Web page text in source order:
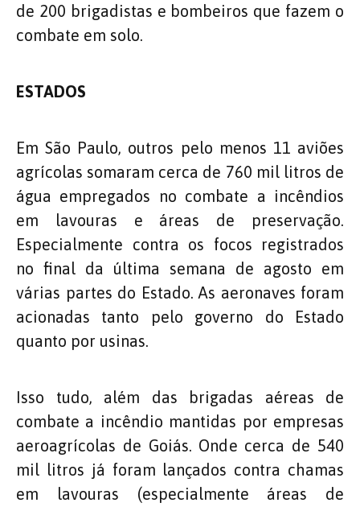
de 200 brigadistas e bombeiros que fazem o
combate em solo.
ESTADOS
Em São Paulo, outros pelo menos 11 aviões
agrícolas somaram cerca de 760 mil litros de
água empregados no combate a incêndios
em lavouras e áreas de preservação.
Especialmente contra os focos registrados
no final da última semana de agosto em
várias partes do Estado. As aeronaves foram
acionadas tanto pelo governo do Estado
quanto por usinas.
Isso tudo, além das brigadas aéreas de
combate a incêndio mantidas por empresas
aeroagrícolas de Goiás. Onde cerca de 540
mil litros já foram lançados contra chamas
em lavouras (especialmente áreas de